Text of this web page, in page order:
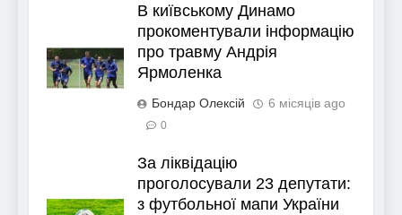
В київському Динамо
прокоментували інформацію
про травму Андрія
Ярмоленка
Бондар Олексій 6 місяців ago
0
За ліквідацію
проголосували 23 депутати:
з футбольної мапи України